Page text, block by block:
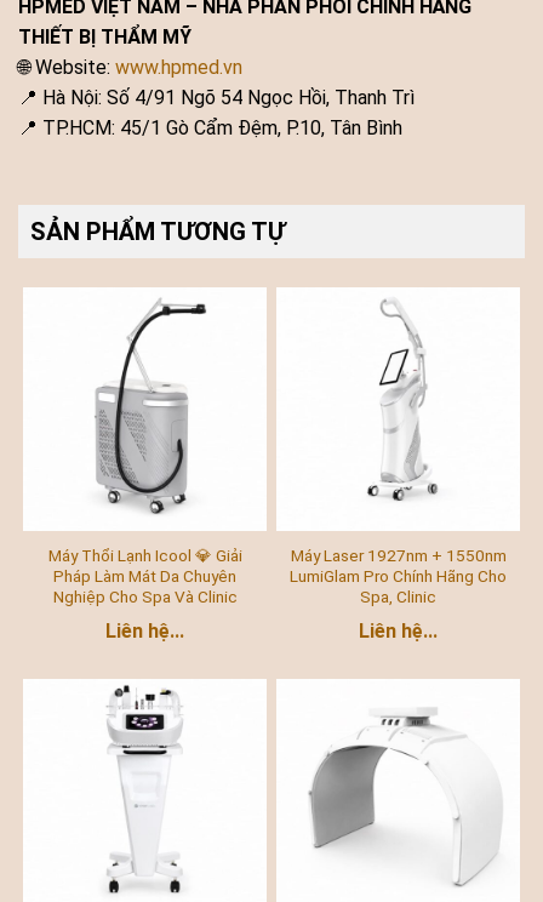
HPMED VIỆT NAM – NHÀ PHÂN PHỐI CHÍNH HÃNG
THIẾT BỊ THẨM MỸ
🌐 Website: www.hpmed.vn
📍 Hà Nội: Số 4/91 Ngõ 54 Ngọc Hồi, Thanh Trì
📍 TP.HCM: 45/1 Gò Cẩm Đệm, P.10, Tân Bình
SẢN PHẨM TƯƠNG TỰ
Máy Thổi Lạnh Icool 💎 Giải
Pháp Làm Mát Da Chuyên
Nghiệp Cho Spa Và Clinic
Liên hệ...
Máy Laser 1927nm + 1550nm
LumiGlam Pro Chính Hãng Cho
Spa, Clinic
Liên hệ...